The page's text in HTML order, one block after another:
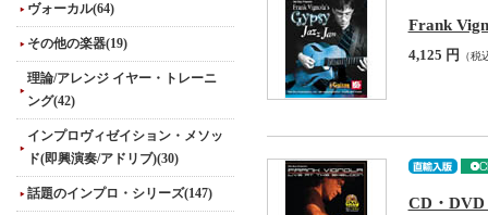
ヴォーカル(64)
その他の楽器(19)
理論/アレンジ イヤー・トレーニ
ング(42)
インプロヴィゼイション・メソッ
ド(即興演奏/アドリブ)(30)
話題のインプロ・シリーズ(147)
Frank
4,125 円 （税
CD・DVD